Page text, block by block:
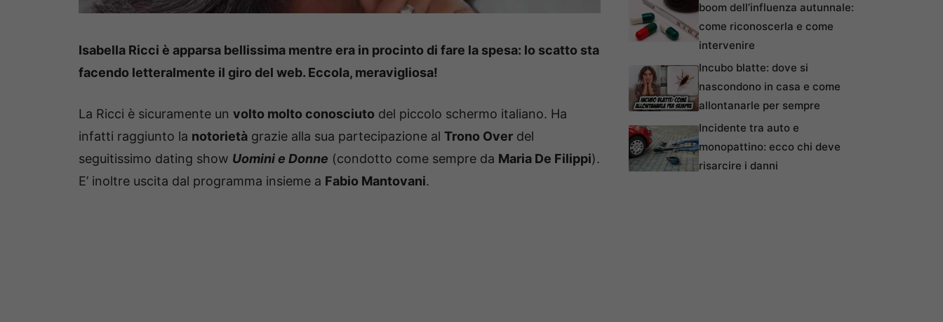
Isabella Ricci è apparsa bellissima mentre era in procinto di fare la spesa: lo scatto sta
facendo letteralmente il giro del web. Eccola, meravigliosa!
La Ricci è sicuramente un volto molto conosciuto del piccolo schermo italiano. Ha
infatti raggiunto la notorietà grazie alla sua partecipazione al Trono Over del
seguitissimo dating show Uomini e Donne (condotto come sempre da Maria De Filippi).
E’ inoltre uscita dal programma insieme a Fabio Mantovani.
boom dell’influenza autunnale:
come riconoscerla e come
intervenire
Incubo blatte: dove si
nascondono in casa e come
allontanarle per sempre
Incidente tra auto e
monopattino: ecco chi deve
risarcire i danni